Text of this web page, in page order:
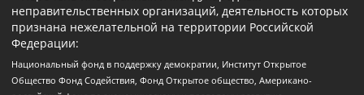
неправительственных организаций, деятельность которых
признана нежелательной на территории Российской
Федерации:
Национальный фонд в поддержку демократии, Институт Открытое
Общество Фонд Содействия, Фонд Открытое общество, Американо-